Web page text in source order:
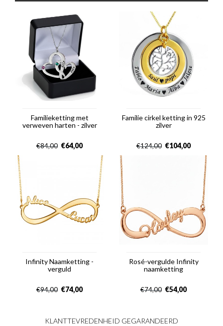
Familieketting met
verweven harten - zilver
€84,00 €64,00
Familie cirkel ketting in 925
zilver
€124,00 €104,00
Infinity Naamketting -
verguld
€94,00 €74,00
Rosé-vergulde Infinity
naamketting
€74,00 €54,00
KLANTTEVREDENHEID GEGARANDEERD